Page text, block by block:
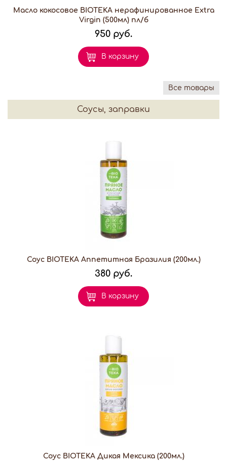
Масло кокосовое BIOTEKA нерафинированное Extra
Virgin (500мл) пл/б
950 руб.
В корзину
Все товары
Соусы, заправки
Соус BIOTEKA Аппетитная Бразилия (200мл.)
380 руб.
В корзину
Соус BIOTEKA Дикая Мексика (200мл.)